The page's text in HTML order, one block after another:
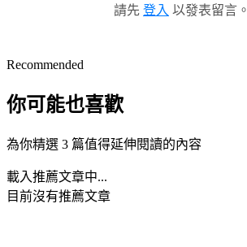
請先 登入 以發表留言。
Recommended
你可能也喜歡
為你精選 3 篇值得延伸閱讀的內容
載入推薦文章中...
目前沒有推薦文章